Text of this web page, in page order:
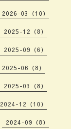
2026-03（10）
2025-12（8）
2025-09（6）
2025-06（8）
2025-03（8）
2024-12（10）
2024-09（8）